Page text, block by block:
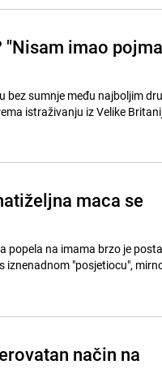
"Nisam imao pojma
bez sumnje među najboljim
istraživanju iz Velike
maca se
popela na imama brzo je
iznenadnom "posjetiocu",
način na